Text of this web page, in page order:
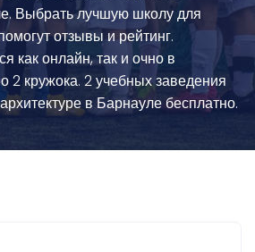
Выбрать лучшую школу для
отзывы и рейтинг.
как онлайн, так и очно в
2 кружока. 2 учебных заведения
в Барнауле бесплатно.